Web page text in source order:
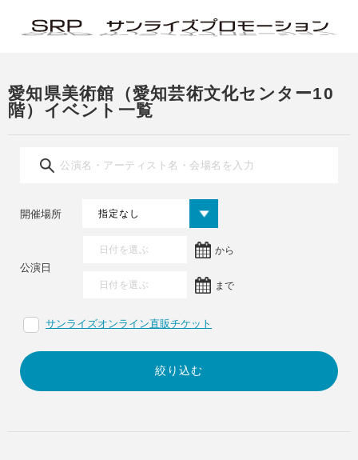
愛知県美術館（愛知芸術文化センター10
階）イベント一覧
公演日
から
まで
開催場所
サンライズオンライン直販チケット